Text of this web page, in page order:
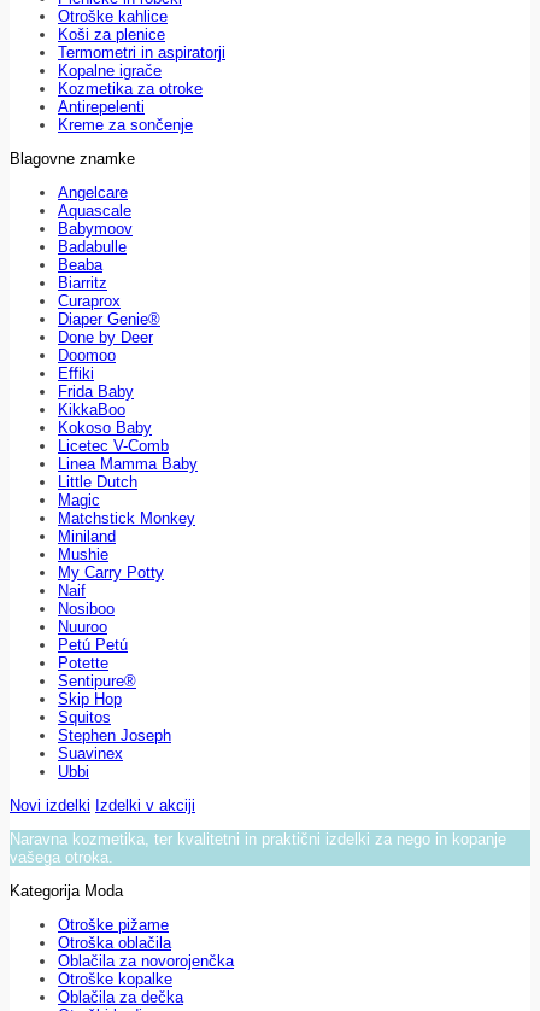
Otroške kahlice
Koši za plenice
Termometri in aspiratorji
Kopalne igrače
Kozmetika za otroke
Antirepelenti
Kreme za sončenje
Blagovne znamke
Angelcare
Aquascale
Babymoov
Badabulle
Beaba
Biarritz
Curaprox
Diaper Genie®
Done by Deer
Doomoo
Effiki
Frida Baby
KikkaBoo
Kokoso Baby
Licetec V-Comb
Linea Mamma Baby
Little Dutch
Magic
Matchstick Monkey
Miniland
Mushie
My Carry Potty
Naif
Nosiboo
Nuuroo
Petú Petú
Potette
Sentipure®
Skip Hop
Squitos
Stephen Joseph
Suavinex
Ubbi
Novi izdelki Izdelki v akciji
Naravna kozmetika, ter kvalitetni in praktični izdelki za nego in kopanje
vašega otroka.
Kategorija Moda
Otroške pižame
Otroška oblačila
Oblačila za novorojenčka
Otroške kopalke
Oblačila za dečka